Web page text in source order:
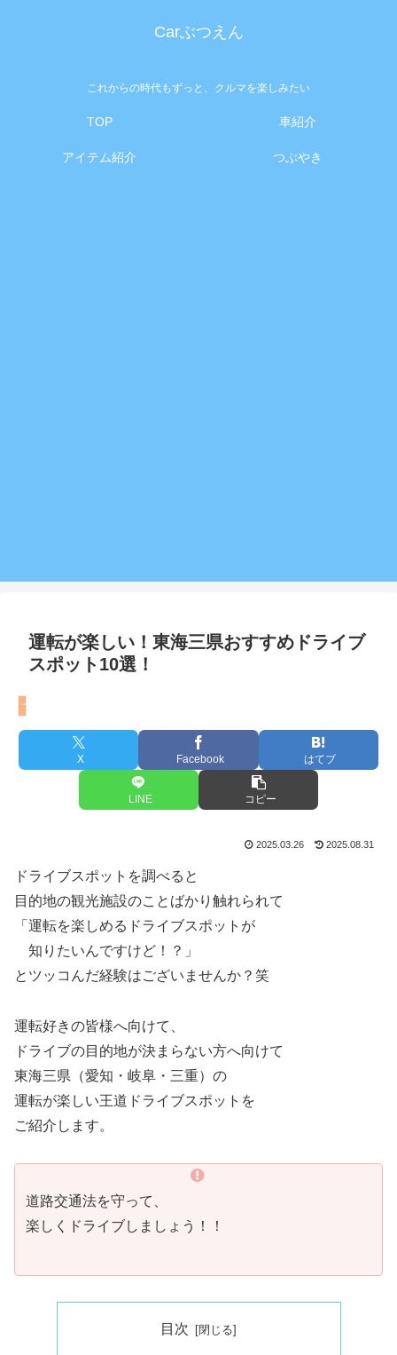
Carぶつえん
これからの時代もずっと、クルマを楽しみたい
TOP 車紹介
アイテム紹介 つぶやき
運転が楽しい！東海三県おすすめドライブ
スポット10選！
つぶやき
X Facebook はてブ
LINE コピー
2025.03.26 2025.08.31
ドライブスポットを調べると
目的地の観光施設のことばかり触れられて
「運転を楽しめるドライブスポットが
知りたいんですけど！？」
とツッコんだ経験はございませんか？笑
運転好きの皆様へ向けて、
ドライブの目的地が決まらない方へ向けて
東海三県（愛知・岐阜・三重）の
運転が楽しい王道ドライブスポットを
ご紹介します。
道路交通法を守って、
楽しくドライブしましょう！！
目次